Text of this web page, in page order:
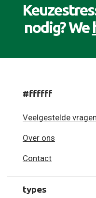
nodig? We
#ffffff
Veelgestelde vragen
Over ons
Contact
types